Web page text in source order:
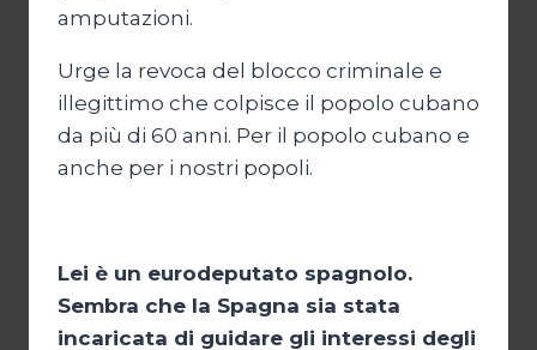
amputazioni.
Urge la revoca del blocco criminale e
illegittimo che colpisce il popolo cubano
da più di 60 anni. Per il popolo cubano e
anche per i nostri popoli.
Lei è un eurodeputato spagnolo.
Sembra che la Spagna sia stata
incaricata di guidare gli interessi degli